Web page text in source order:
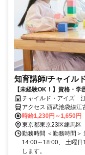
知育講師/チャイル
【未経験OK！】資格・
きた！」を引き出す知育
チャイルド・アイズ
アクセス 西武池袋線江
時給1,230円～1,650円
東京都東京23区練馬区
勤務時間 ＜勤務時間＞
14:00～18:00、 土曜
します。